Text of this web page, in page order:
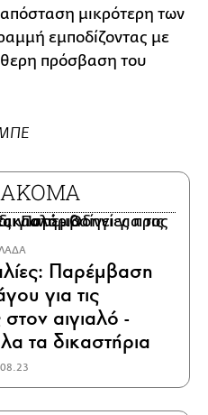
μικρότερη των
εμποδίζοντας με
πρόσβαση του
ΜΠΕ
ΑΚΟΜΑ
Παρέμβαση
για τις
αιγιαλό -
τα δικαστήρια